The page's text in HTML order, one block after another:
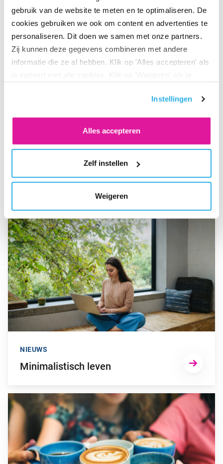
gebruik van de website te meten en te optimaliseren. De
cookies gebruiken we ook om content en advertenties te
personaliseren. Dit doen we samen met onze partners.
Zij kunnen deze gegevens combineren met andere
informatie die ze al hebben. Klik op 'Alles accepteren' als
vind je meer informatie. Je kunt altijd je toestemming
Instellingen
Alles accepteren
Zelf instellen
Weigeren
Deel via WhatsApp
Delen via e-mail
Ook interessant
Ga naar “Minimalistisch leven”
Minimalistisch leven
NIEUWS
Ga naar “Dit is het effect van koffie op je lichaam”